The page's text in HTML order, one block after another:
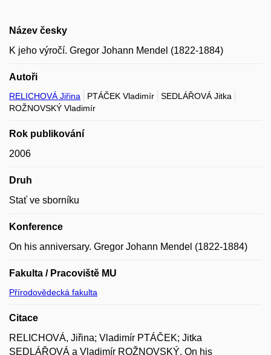
Název česky
K jeho výročí. Gregor Johann Mendel (1822-1884)
Autoři
RELICHOVÁ Jiřina PTÁČEK Vladimír
SEDLÁŘOVÁ Jitka
ROŽNOVSKÝ Vladimír
Rok publikování
2006
Druh
Stať ve sborníku
Konference
On his anniversary. Gregor Johann Mendel (1822-1884)
Fakulta / Pracoviště MU
Přírodovědecká fakulta
Citace
RELICHOVÁ, Jiřina; Vladimír PTÁČEK; Jitka
SEDLÁŘOVÁ a Vladimír ROŽNOVSKÝ. On his